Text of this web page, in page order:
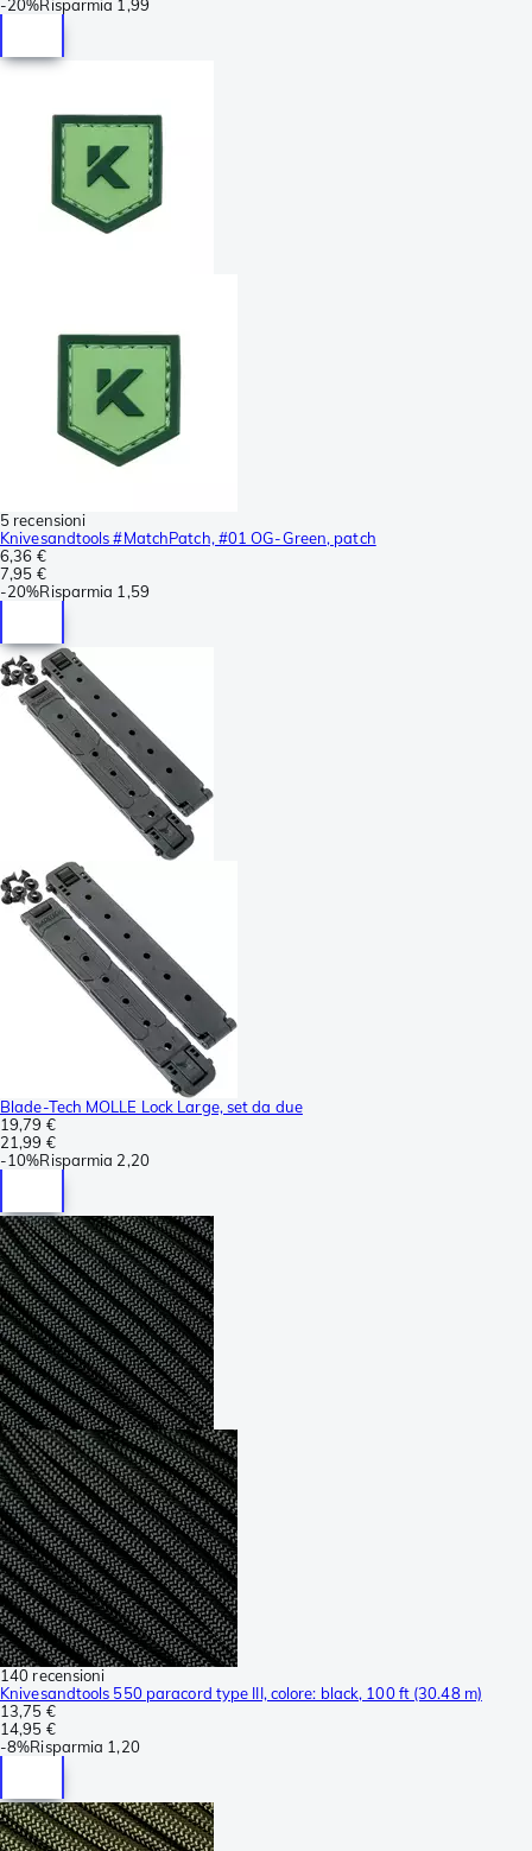
-20%Risparmia 1,99
5 recensioni
Knivesandtools #MatchPatch, #01 OG-Green, patch
6,36 €
7,95 €
-20%Risparmia 1,59
Blade-Tech MOLLE Lock Large, set da due
19,79 €
21,99 €
-10%Risparmia 2,20
140 recensioni
Knivesandtools 550 paracord type III, colore: black, 100 ft (30.48 m)
13,75 €
14,95 €
-8%Risparmia 1,20